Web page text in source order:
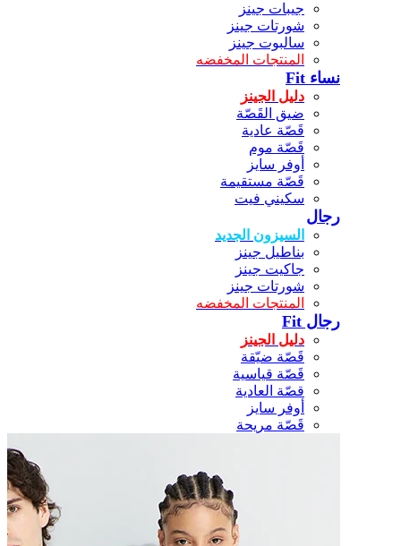
جيبات جينز
شورتات جينز
سالبوت جينز
المنتجات المخفضه
نساء Fit
دليل الجينز
ضيق القَصّة
قَصّة عادية
قَصّة موم
أوفر سايز
قَصّة مستقيمة
سكيني فيت
رجال
السيزون الجديد
بناطيل جينز
جاكيت جينز
شورتات جينز
المنتجات المخفضه
رجال Fit
دليل الجينز
قَصّة ضيّقة
قَصّة قياسية
قصّة العادية
أوفر سايز
قَصّة مريحة